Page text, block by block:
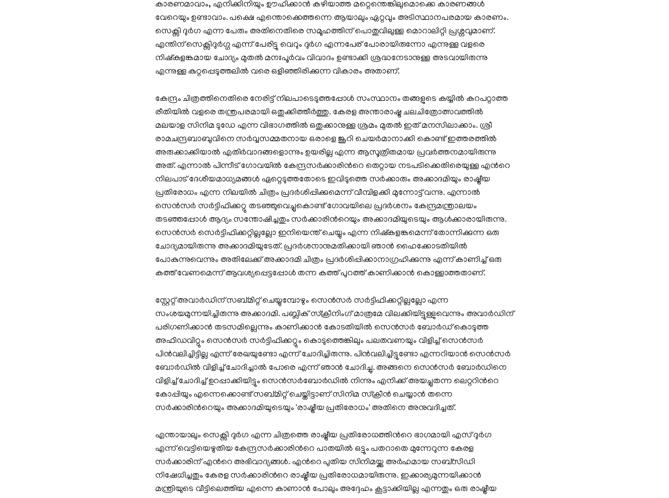
കാരണമാവാം, എനിക്കിനിയും ഊഹിക്കാൻ കഴിയാത്ത മറ്റെന്തെങ്കിലുമൊക്കെ കാരണങ്ങൾ
വേറെയും ഉണ്ടാവാം. പക്ഷെ എന്തൊക്കെത്തന്നെ ആയാലും ഏറ്റവും അടിസ്ഥാനപരമായ കാരണം.
സെക്സി ദുർഗ എന്ന പേരും അതിനെതിരെ സമൂഹത്തിന് പൊതുവിലുള്ള മൊറാലിറ്റി പ്രശ്നവുമാണ്.
എന്തിന് സെക്സിദുർഗ്ഗ എന്ന് പേരിട്ടു വെറും ദുർഗ എന്നപേര് പോരായിരുന്നോ എന്നുള്ള വളരെ
നിഷ്‌കളങ്കമായ ചോദ്യം മുതൽ മനഃപൂർവം വിവാദം ഉണ്ടാക്കി ശ്രദ്ധനേടാനുള്ള അടവായിരുന്നു
എന്നുള്ള കുറ്റപ്പെടുത്തലിൽ വരെ ഒളിഞ്ഞിരിക്കുന്ന വികാരം അതാണ്.
കേന്ദ്രം ചിത്രത്തിനെതിരെ നേരിട്ട് നിലപാടെടുത്തപ്പോൾ സംസ്ഥാനം തങ്ങളുടെ കയ്യിൽ കറപറ്റാത്ത
രീതിയിൽ വളരെ തന്ത്രപരമായി ഒതുക്കിത്തീർത്തു. കേരള അന്താരാഷ്ട്ര ചലചിത്രോത്സവത്തിൽ
മലയാള സിനിമ ടുഡേ എന്ന വിഭാഗത്തിൽ ഒതുക്കാനുള്ള ശ്രമം മുതൽ ഇത് മനസിലാക്കാം. ശ്രീ
രാമചന്ദ്രബാബുവിനെ സർവ്വസമ്മതനായ ഒരാളെ ജൂറി ചെയർമാനാക്കി കൊണ്ട് ഇത്തരത്തിൽ
അരുക്കാക്കിയാൽ എതിർവാദങ്ങളൊന്നും ഉയരില്ല എന്ന ആസൂത്രിതമായ പ്രവർത്തനമായിരുന്നു
അത്. എന്നാൽ പിന്നീട് ഗോവയിൽ കേന്ദ്രസർക്കാരിന്‍റെ തെറ്റായ നടപടിക്കെതിരെയുള്ള എന്‍റെ
നിലപാട് ദേശീയമാധ്യമങ്ങൾ ഏറ്റെടുത്തതോടെ ഇവിടുത്തെ സർക്കാരും അക്കാദമിയും രാഷ്ട്രീയ
പ്രതിരോധം എന്ന നിലയിൽ ചിത്രം പ്രദർശിപ്പിക്കുമെന്ന് വീമ്പിളക്കി മുന്നോട്ട് വന്നു. എന്നാൽ
സെൻസർ സർട്ടിഫിക്കറ്റു തടഞ്ഞുവെച്ചുകൊണ്ട് ഗോവയിലെ പ്രദർശനം കേന്ദ്രമന്ത്രാലയം
തടഞ്ഞപ്പോൾ ആദ്യം സന്തോഷിച്ചതും സർക്കാരിന്‍റെയും അക്കാദമിയുടെയും ആൾക്കാരായിരുന്നു.
സെൻസർ സെർട്ടിഫിക്കറ്റില്ലല്ലോ ഇനിയെന്ത് ചെയ്യും എന്ന നിഷ്‌കളങ്കമെന്ന് തോന്നിക്കുന്ന ഒരു
ചോദ്യമായിരുന്നു അക്കാദമിയുടേത്. പ്രദർശനാനുമതിക്കായി ഞാൻ ഹൈക്കോടതിയിൽ
പോകുന്നുവെന്നും അതിലേക്ക് അക്കാദമി ചിത്രം പ്രദർശിപ്പിക്കാനാഗ്രഹിക്കുന്നു എന്ന് കാണിച്ച് ഒരു
കത്ത് വേണമെന്ന് ആവശ്യപ്പെട്ടപ്പോൾ തന്ന കത്ത് പുറത്ത് കാണിക്കാൻ കൊള്ളാത്തതാണ്.
സ്റ്റേറ്റ് അവാർഡിന് സബ്മിറ്റ് ചെയ്യുമ്പോഴും സെൻസർ സർട്ടിഫിക്കറ്റില്ലല്ലോ എന്ന
സംശയമുന്നയിച്ചിരുന്നു അക്കാദമി. പബ്ലിക് സ്‌ക്രീനിംഗ് മാത്രമേ വിലക്കിയിട്ടുള്ളുവെന്നും അവാർഡിന്
പരിഗണിക്കാൻ തടസമില്ലെന്നും കാണിക്കാൻ കോടതിയിൽ സെൻസർ ബോർഡ് കൊടുത്ത
അഫിഡവിറ്റും സെൻസർ സർട്ടിഫിക്കറ്റും കൊടുത്തെങ്കിലും പലതവണയും വിളിച്ച് സെൻസർ
പിൻവലിച്ചിട്ടില്ല എന്ന് രേഖയുണ്ടോ എന്ന് ചോദിച്ചിരുന്നു. പിൻവലിച്ചിട്ടുണ്ടോ എന്നറിയാൻ സെൻസർ
ബോർഡിൽ വിളിച്ച് ചോദിച്ചാൽ പോരെ എന്ന് ഞാൻ ചോദിച്ചു. അങ്ങനെ സെൻസർ ബോർഡിനെ
വിളിച്ച് ചോദിച്ച് ഉറപ്പാക്കിയിട്ടും സെൻസർബോർഡിൽ നിന്നും എനിക്ക് അയച്ചുതന്ന ലെറ്ററിന്‍റെ
കോപ്പിയും എന്നെക്കൊണ്ട് സബ്മിറ്റ് ചെയ്തിട്ടാണ് സിനിമ സ്‌ക്രീൻ ചെയ്യാൻ തന്നെ
സർക്കാരിന്‍റെയും അക്കാദമിയുടെയും 'രാഷ്ട്രീയ പ്രതിരോധം' അതിനെ അനുവദിച്ചത്.
എന്തായാലും സെക്സി ദുർഗ എന്ന ചിത്രത്തെ രാഷ്ട്രീയ പ്രതിരോധത്തിന്‍റെ ഭാഗമായി എസ് ദുർഗ
എന്ന് വെട്ടിയെഴുതിയ കേന്ദ്രസർക്കാരിന്‍റെ പാതയിൽ ഒട്ടും പതറാതെ മുന്നേറുന്ന കേരള
സർക്കാരിന് എന്‍റെ അഭിവാദ്യങ്ങൾ. എന്‍റെ പുതിയ സിനിമയ്ക്കു അർഹമായ സബ്സിഡി
നിഷേധിച്ചതും കേരള സർക്കാരിന്‍റെ രാഷ്ട്രീയ പ്രതിരോധമായിരുന്നു. ഇക്കാര്യമുന്നയിക്കാൻ
മന്ത്രിയുടെ വീട്ടിലെത്തിയ എന്നെ കാണാൻ പോലും അദ്ദേഹം കൂട്ടാക്കിയില്ല എന്നതും ഒരു രാഷ്ട്രീയ